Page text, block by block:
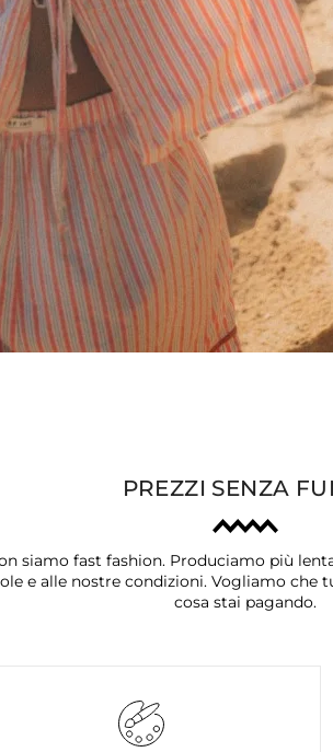
PREZZI SENZA
siamo fast fashion. Produciamo più
e alle nostre condizioni. Vogliamo che
cosa stai pagando.